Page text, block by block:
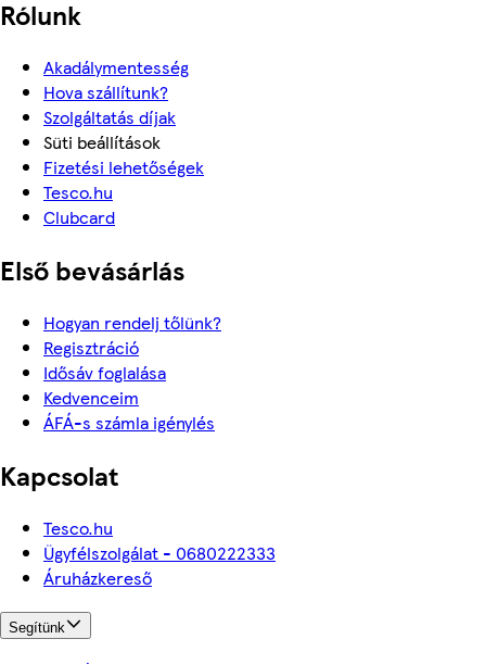
Rólunk
Akadálymentesség
Hova szállítunk?
Szolgáltatás díjak
Süti beállítások
Fizetési lehetőségek
Tesco.hu
Clubcard
Első bevásárlás
Hogyan rendelj tőlünk?
Regisztráció
Idősáv foglalása
Kedvenceim
ÁFÁ-s számla igénylés
Kapcsolat
Tesco.hu
Ügyfélszolgálat - 0680222333
Áruházkereső
Segítünk